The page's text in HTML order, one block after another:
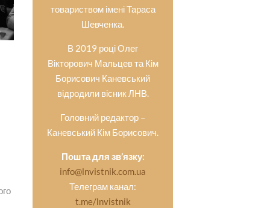
товариством імені Тараса
Шевченка.
В 2019 році Олег
Вікторович Мальцев та Кім
Борисович Каневський
відродили вісник ЛНВ.
Головний редактор –
Каневський Кім Борисович.
Пошта для зв’язку:
info@lnvistnik.com.ua
Телеграм канал:
t.me/lnvistnik